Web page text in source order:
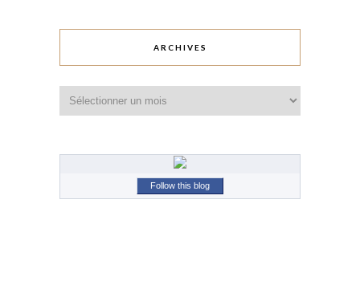
ARCHIVES
Follow this blog